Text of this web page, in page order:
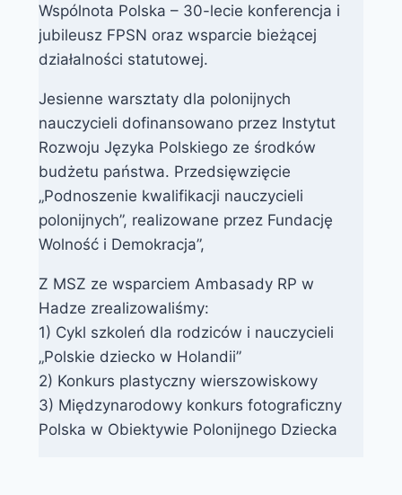
Wspólnota Polska – 30-lecie konferencja i
jubileusz FPSN oraz wsparcie bieżącej
działalności statutowej.
Jesienne warsztaty dla polonijnych
nauczycieli dofinansowano przez Instytut
Rozwoju Języka Polskiego ze środków
budżetu państwa. Przedsięwzięcie
„Podnoszenie kwalifikacji nauczycieli
polonijnych”, realizowane przez Fundację
Wolność i Demokracja”,
Z MSZ ze wsparciem Ambasady RP w
Hadze zrealizowaliśmy:
1) Cykl szkoleń dla rodziców i nauczycieli
„Polskie dziecko w Holandii”
2) Konkurs plastyczny wierszowiskowy
3) Międzynarodowy konkurs fotograficzny
Polska w Obiektywie Polonijnego Dziecka